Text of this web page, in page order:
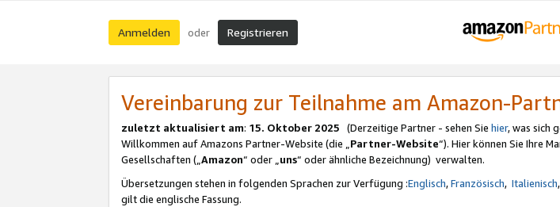
Anmelden oder Registrieren
Vereinbarung zur Teilnahme am Amazon-
zuletzt aktualisiert am: 15. Oktober 2025 (Derzeitige Partner - sehen Sie hier, was sich
Willkommen auf Amazons Partner-Website (die „Partner-Website“). Hier können Sie Ihre
Gesellschaften („Amazon“ oder „uns“ oder ähnliche Bezeichnung) verwalten.
Übersetzungen stehen in folgenden Sprachen zur Verfügung :Englisch,Französisch, Italienisch,
gilt die englische Fassung.